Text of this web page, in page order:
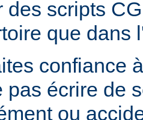
des scripts
que dans
confiance
pas écrire de
ou